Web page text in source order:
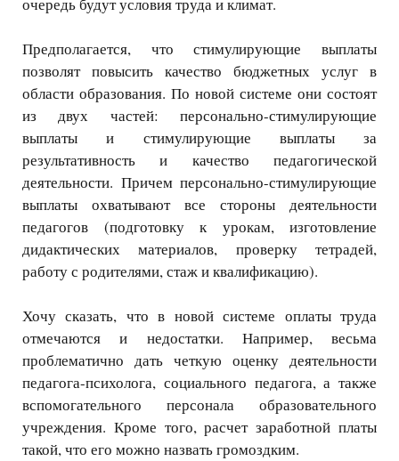
очередь будут условия труда и климат.
Предполагается, что стимулирующие выплаты
позволят повысить качество бюджетных услуг в
области образования. По новой системе они состоят
из двух частей: персонально-стимулирующие
выплаты и стимулирующие выплаты за
результативность и качество педагогической
деятельности. Причем персонально-стимулирующие
выплаты охватывают все стороны деятельности
педагогов (подготовку к урокам, изготовление
дидактических материалов, проверку тетрадей,
работу с родителями, стаж и квалификацию).
Хочу сказать, что в новой системе оплаты труда
отмечаются и недостатки. Например, весьма
проблематично дать четкую оценку деятельности
педагога-психолога, социального педагога, а также
вспомогательного персонала образовательного
учреждения. Кроме того, расчет заработной платы
такой, что его можно назвать громоздким.